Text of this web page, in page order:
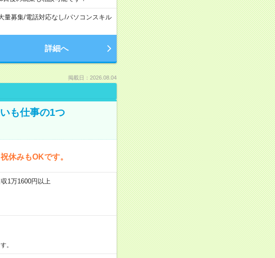
量募集/電話対応なし/パソコンスキル
詳細へ
掲載日：2026.08.04
も仕事の1つ
休みもOKです。
1万1600円以上
。